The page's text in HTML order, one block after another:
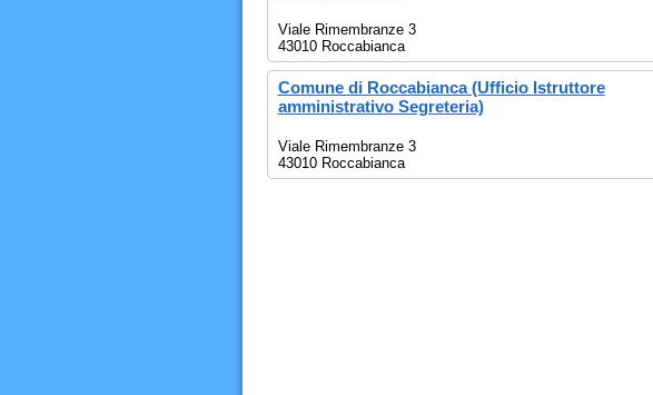
Viale Rimembranze 3
43010 Roccabianca
Comune di Roccabianca (Ufficio Istruttore
amministrativo Segreteria)
Viale Rimembranze 3
43010 Roccabianca